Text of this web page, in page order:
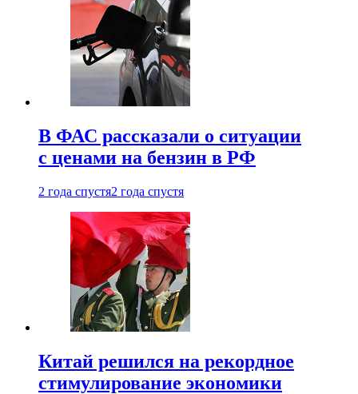
В ФАС рассказали о ситуации
с ценами на бензин в РФ
2 года спустя2 года спустя
Китай решился на рекордное
стимулирование экономики